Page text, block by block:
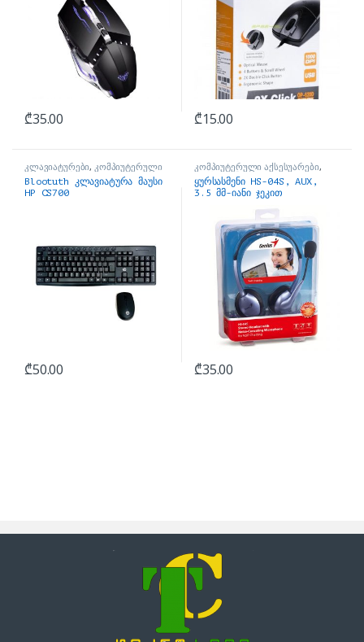
₾35.00 ₾15.00
კლავიატურები,კომპიუტერული
აქსესუარები
Blootuth კლავიატურა მაუსი
HP CS700
₾50.00
კომპიუტერული აქსესუარები,
ყურსასმენები
ყურსასმენი HS-04S, AUX,
3.5 მმ-იანი ჯეკით
₾35.00